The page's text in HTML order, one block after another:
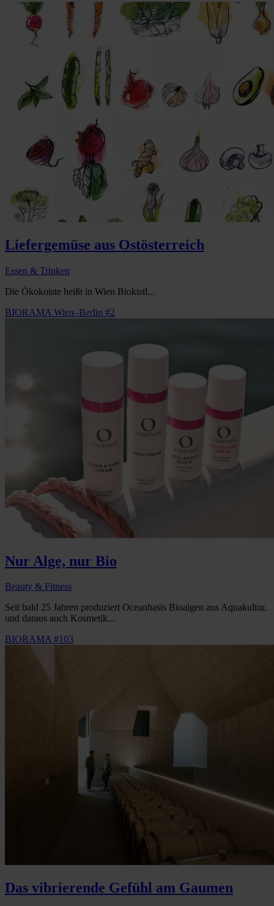
Liefergemüse aus Ostösterreich
Essen & Trinken
Die Ökokoiste heißt in Wien Biokistl...
BIORAMA Wien–Berlin #2
Nur Alge, nur Bio
Beauty & Fitness
Seit bald 25 Jahren produziert Oceanbasis Bioalgen aus Aquakultur,
und daraus auch Kosmetik...
BIORAMA #103
Das vibrierende Gefühl am Gaumen